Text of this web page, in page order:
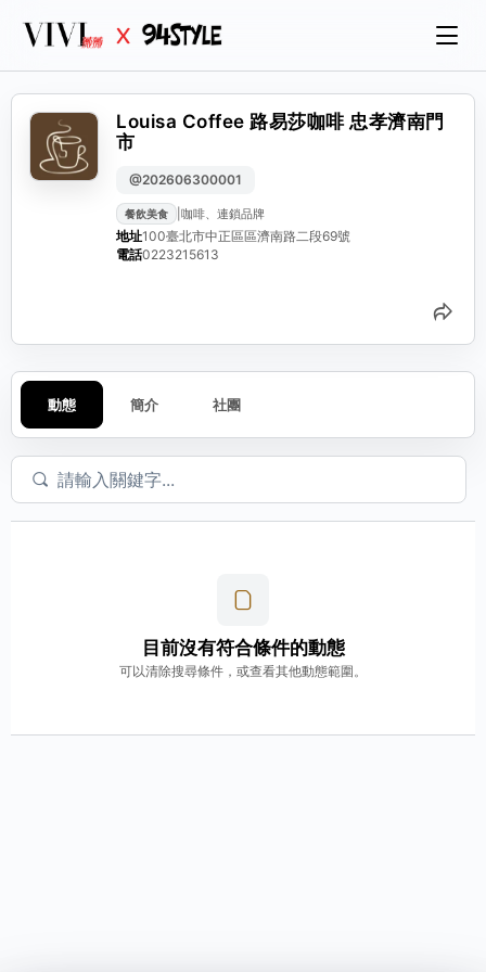
Louisa Coffee 路易莎咖啡 忠孝濟南門
市
@202606300001
餐飲美食 咖啡、連鎖品牌
地址100臺北市中正區區濟南路二段69號
電話0223215613
分
動態 簡介 社團
目前沒有符合條件的動態
可以清除搜尋條件，或查看其他動態範圍。